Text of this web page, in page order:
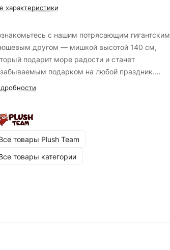
характеристики
с нашим потрясающим гигантским
другом — мишкой высотой 140 см,
подарит море радости и станет
подарком на любой праздник.
чудесный мишка, названный Георгий,
и приятным для объятий. Мишка Георгий
так и для укрытия в подушках при семейном
фильмов. Он способен стать
товары Plush Team
товары категории